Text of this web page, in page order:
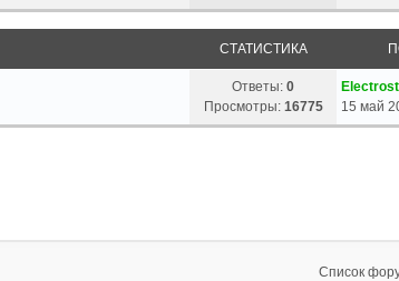
СТАТИСТИКА
Ответы: 0
Просмотры: 16775
15 май
Список